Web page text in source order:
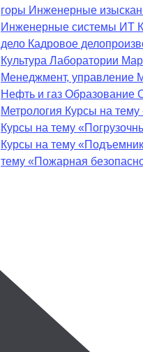
горы Инженерные
Инженерные системы ИТ
дело Кадровое
Культура Лаборатории
Менеджмент, управление
Нефть и газ Образование
Метрология Курсы на
Курсы на тему
Курсы на тему
тему «Пожарная